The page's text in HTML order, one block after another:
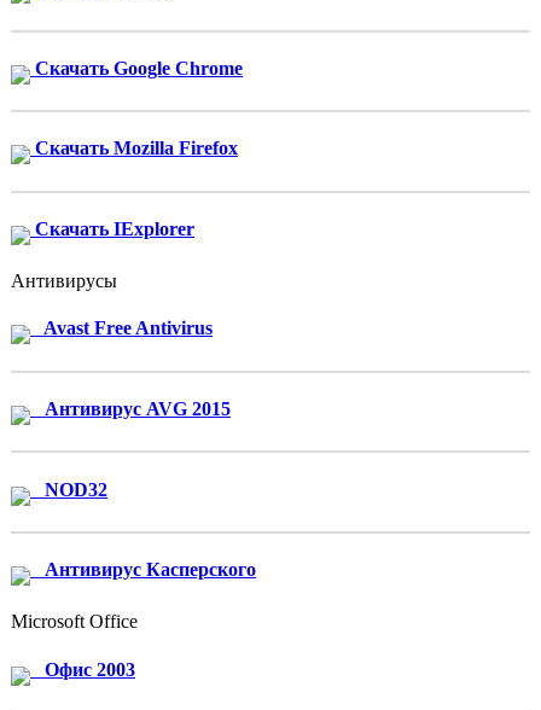
Скачать Google Chrome
Скачать Mozilla Firefox
Скачать IExplorer
Антивирусы
Avast Free Antivirus
Антивирус AVG 2015
NOD32
Антивирус Касперского
Microsoft Office
Офис 2003